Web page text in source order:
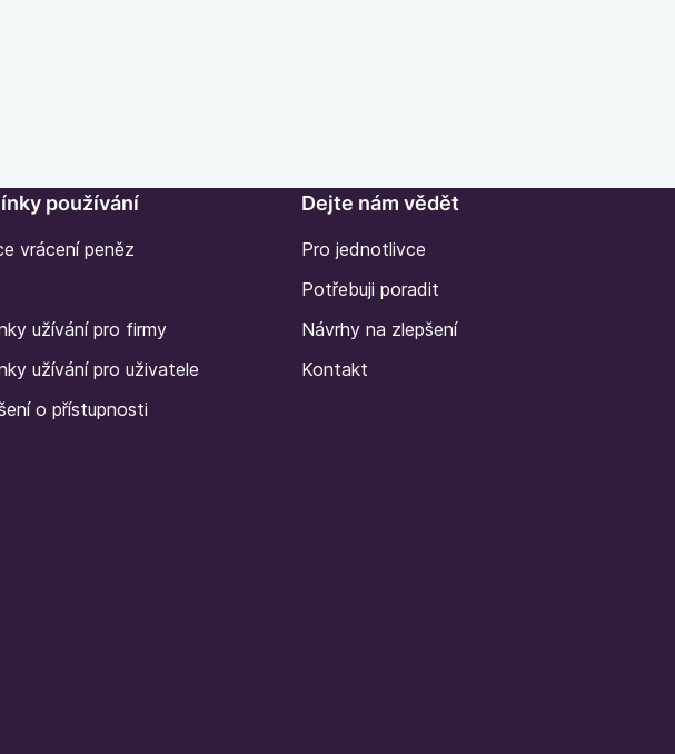
používání
vrácení peněz
užívání pro firmy
užívání pro uživatele
o přístupnosti
Dejte nám vědět
Pro jednotlivce
Potřebuji poradit
Návrhy na zlepšení
Kontakt